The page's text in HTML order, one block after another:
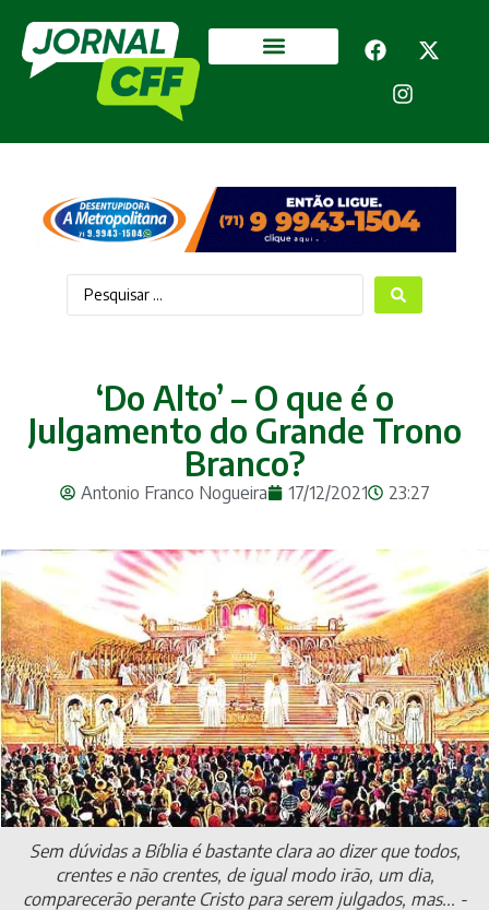
‘Do Alto’ – O que é o
Julgamento do Grande Trono
Branco?
Antonio Franco Nogueira 17/12/2021 23:27
Sem dúvidas a Bíblia é bastante clara ao dizer que todos,
crentes e não crentes, de igual modo irão, um dia,
comparecerão perante Cristo para serem julgados, mas... -